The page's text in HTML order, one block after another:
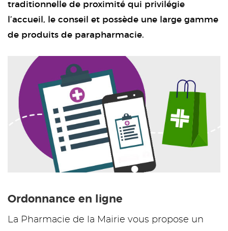
traditionnelle de proximité qui privilégie
l’accueil, le conseil et possède une large gamme
de produits de parapharmacie.
Ordonnance en ligne
La Pharmacie de la Mairie vous propose un